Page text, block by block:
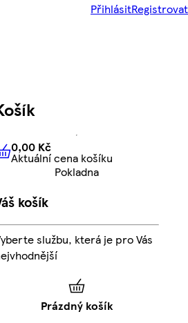
PřihlásitRegistrovat
0,00 KčAktuální cena košíku
0,00 Kč
Aktuální cena košíku
Pokladna
košík
službu, která je pro Vás
Prázdný košík